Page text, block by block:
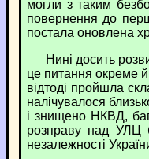
могли з таким
повернення до
постала оновлена
Нині досить
це питання окреме
відтоді пройшла
налічувалося
і знищено НКВД,
розправу над УЛЦ
незалежності